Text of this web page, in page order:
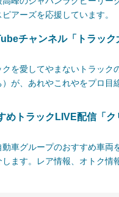
ピアーズを応援しています。
チャンネル「トラック
クを愛してやまないトラック
）が、あれやこれやをプロ目
めトラックLIVE配信「ク
動車グループのおすすめ車両
します。レア情報、オトク情